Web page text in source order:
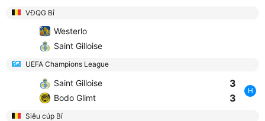
VĐQG Bỉ
Westerlo
Saint Gilloise
UEFA Champions League
Saint Gilloise
Bodo Glimt
3
3
H
Siêu cúp Bỉ